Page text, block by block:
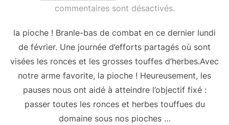
le
commentaires sont désactivés.
la pioche ! Branle-bas de combat en ce dernier lundi
de février. Une journée d’efforts partagés où sont
visées les ronces et les grosses touffes d’herbes.Avec
notre arme favorite, la pioche ! Heureusement, les
pauses nous ont aidé à atteindre l’objectif fixé :
passer toutes les ronces et herbes touffues du
domaine sous nos pioches …